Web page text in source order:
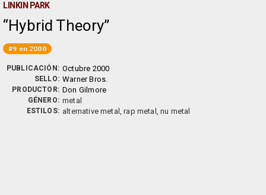
LINKIN PARK
Hybrid Theory
#9 en 2000
PUBLICACIÓN: Octubre 2000
SELLO: Warner Bros.
PRODUCTOR: Don Gilmore
GÉNERO: metal
ESTILOS: alternative metal, rap metal, nu metal